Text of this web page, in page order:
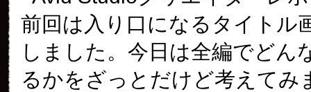
前回は入り口になるタイトル
しました。今日は全編でどん
るかをざっとだけど考えてみ